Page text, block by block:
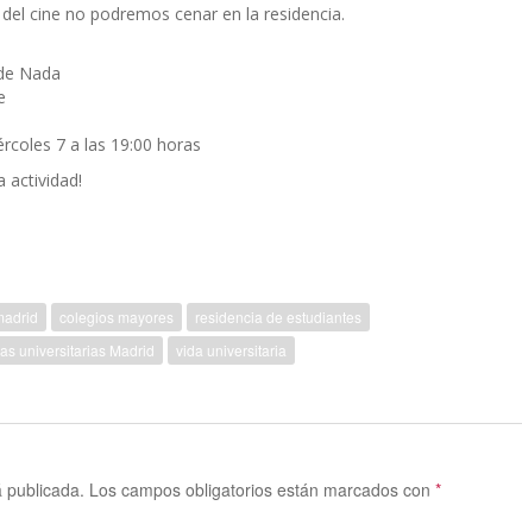
cine no podremos cenar en la residencia.
Nada
7 a las 19:00 horas
actividad!
colegios mayores
residencia de estudiantes
universitarias Madrid vida universitaria
publicada. Los campos obligatorios están marcados con *